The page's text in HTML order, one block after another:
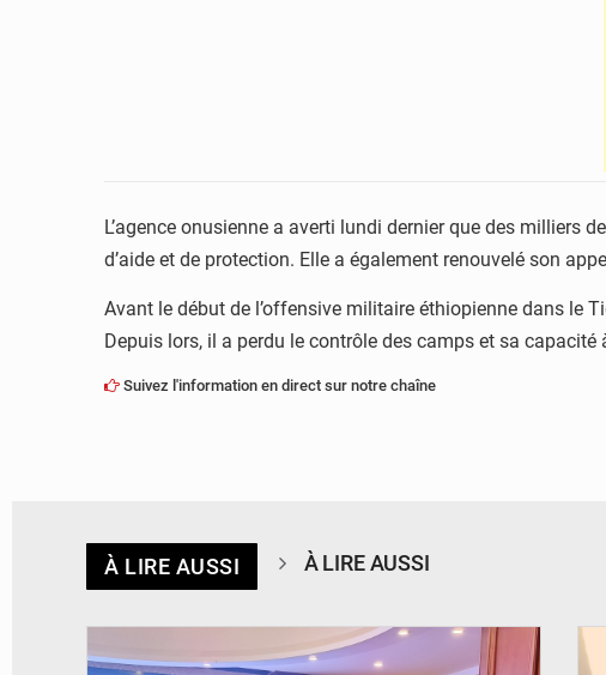
L’agence onusienne a averti lundi dernier que des milliers
d’aide et de protection. Elle a également renouvelé son
Avant le début de l’offensive militaire éthiopienne dans le
Depuis lors, il a perdu le contrôle des camps et sa
Suivez l'information en direct sur notre chaîne
À LIRE AUSSI À LIRE AUSSI